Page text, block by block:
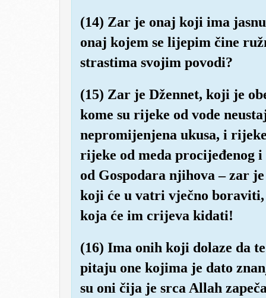
(14) Zar je onaj koji ima
onaj kojem se lijepim čine
strastima svojim povodi?
(15) Zar je Džennet, koji je
kome su rijeke od vode
nepromijenjena ukusa, i
rijeke od meda procijeđenog
od Gospodara njihova – zar
koji će u vatri vječno
koja će im crijeva kidati!
(16) Ima onih koji dolaze da
pitaju one kojima je dato
su oni čija je srca Allah